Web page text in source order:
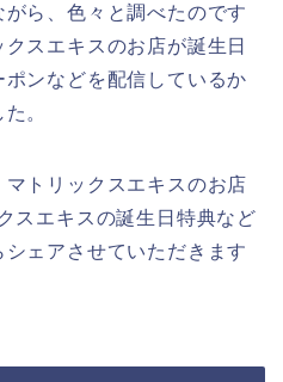
ら、色々と調べたのです
スエキスのお店が誕生日
ンなどを配信しているか
。
トリックスエキスのお店
スエキスの誕生日特典など
ェアさせていただきます